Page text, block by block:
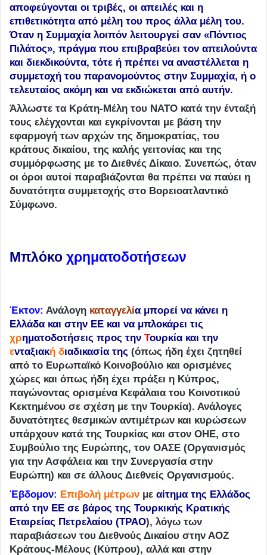
αποφεύγονται οι τριβές, οι απειλές και η
επιθετικότητα από μέλη του προς άλλα μέλη του.
Όταν η Συμμαχία λοιπόν λειτουργεί σαν «Πόντιος
Πιλάτος», πράγμα που επιβραβεύει τον απειλούντα
και διεκδικούντα, τότε ή πρέπει να αναστέλλεται η
συμμετοχή του παρανομούντος στην Συμμαχία, ή ο
τελευταίος ακόμη και να εκδιώκεται από αυτήν.
Άλλωστε τα Κράτη-Μέλη του ΝΑΤΟ κατά την ένταξή
τους ελέγχονται και εγκρίνονται με βάση την
εφαρμογή των αρχών της δημοκρατίας, του
κράτους δικαίου, της καλής γειτονίας και της
συμμόρφωσης με το Διεθνές Δίκαιο. Συνεπώς, όταν
οι όροι αυτοί παραβιάζονται θα πρέπει να παύει η
δυνατότητα συμμετοχής στο Βορειοατλαντικό
Σύμφωνο.
Μπλόκο χρηματοδοτήσεων
Έκτον: Ανάλογη καταγγελία μπορεί να κάνει η
Ελλάδα και στην ΕΕ και να μπλοκάρει τις
χρηματοδοτήσεις προς την Τουρκία και την
ενταξιακή διαδικασία της (όπως ήδη έχει ζητηθεί
από το Ευρωπαϊκό Κοινοβούλιο και ορισμένες
χώρες και όπως ήδη έχει πράξει η Κύπρος,
παγώνοντας ορισμένα Κεφάλαια του Κοινοτικού
Κεκτημένου σε σχέση με την Τουρκία). Ανάλογες
δυνατότητες θεσμικών αντιμέτρων και κυρώσεων
υπάρχουν κατά της Τουρκίας και στον ΟΗΕ, στο
Συμβούλιο της Ευρώπης, τον ΟΑΣΕ (Οργανισμός
για την Ασφάλεια και την Συνεργασία στην
Ευρώπη) και σε άλλους Διεθνείς Οργανισμούς.
Έβδομον: Επιβολή μέτρων με αίτημα της Ελλάδος
από την ΕΕ σε βάρος της Τουρκικής Κρατικής
Εταιρείας Πετρελαίου (TPAO), λόγω των
παραβιάσεων του Διεθνούς Δικαίου στην ΑΟΖ
Κράτους-Μέλους (Κύπρου), αλλά και στην